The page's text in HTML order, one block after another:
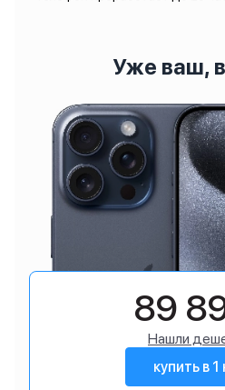
Уже ваш,
89
Нашли
купить в 1